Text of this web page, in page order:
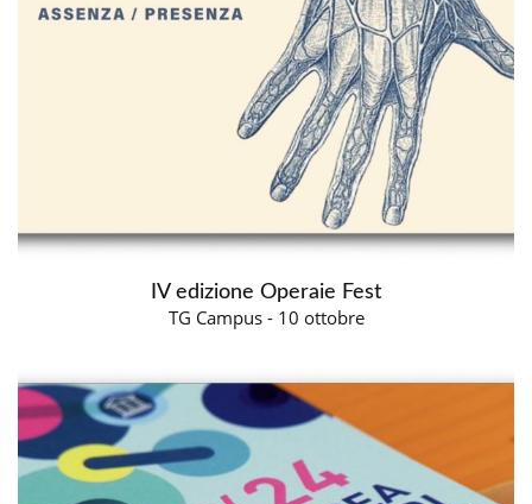
IV edizione Operaie Fest
TG Campus - 10 ottobre